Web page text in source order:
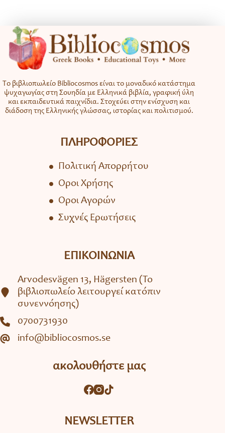
Το βιβλιοπωλείο Bibliocosmos είναι το μοναδικό κατάστημα
ψυχαγωγίας στη Σουηδία με Ελληνικά βιβλία, γραφική ύλη
και εκπαιδευτικά παιχνίδια. Στοχεύει στην ενίσχυση και
διάδοση της Ελληνικής γλώσσας, ιστορίας και πολιτισμού.
ΠΛΗΡΟΦΟΡΙΕΣ
Πολιτική Απορρήτου
Όροι Χρήσης
Όροι Αγορών
Συχνές Ερωτήσεις
ΕΠΙΚΟΙΝΩΝΙΑ
Arvodesvägen 13, Hägersten (To
βιβλιοπωλείο λειτουργεί κατόπιν
συνεννόησης)
0700731930
info@bibliocosmos.se
ακολουθήστε μας
NEWSLETTER